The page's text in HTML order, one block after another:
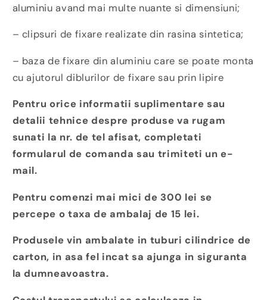
aluminiu avand mai multe nuante si dimensiuni;
– clipsuri de fixare realizate din rasina sintetica;
– baza de fixare din aluminiu care se poate monta
cu ajutorul diblurilor de fixare sau prin lipire
Pentru orice informatii suplimentare sau
detalii tehnice despre produse va rugam
sunati la nr. de tel afisat, completati
formularul de comanda sau trimiteti un e-
mail.
Pentru comenzi mai mici de 300 lei se
percepe o taxa de ambalaj de 15 lei.
Produsele vin ambalate in tuburi cilindrice de
carton, in asa fel incat sa ajunga in siguranta
la dumneavoastra.